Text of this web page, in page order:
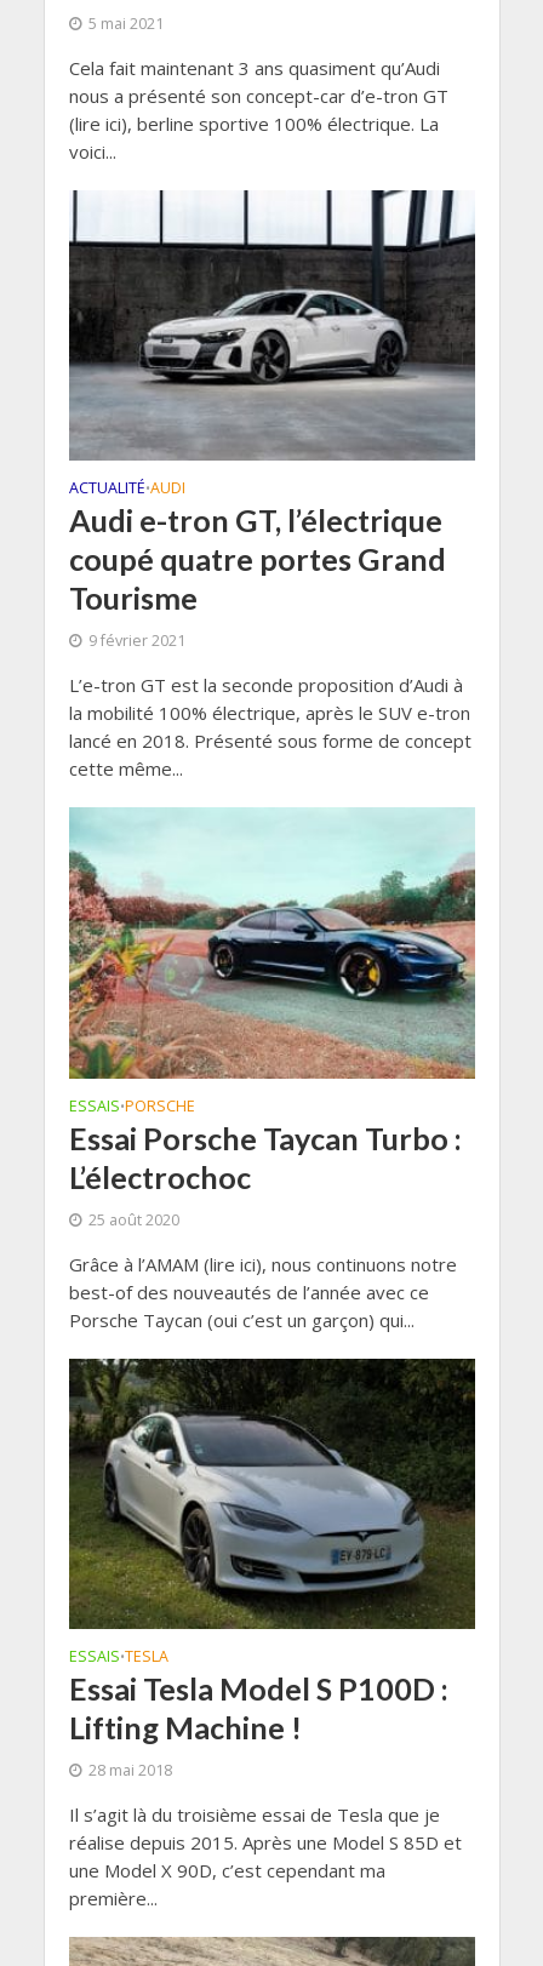
5 mai 2021
Cela fait maintenant 3 ans quasiment qu’Audi
nous a présenté son concept-car d’e-tron GT
(lire ici), berline sportive 100% électrique. La
voici...
ACTUALITÉ•AUDI
Audi e-tron GT, l’électrique
coupé quatre portes Grand
Tourisme
9 février 2021
L’e-tron GT est la seconde proposition d’Audi à
la mobilité 100% électrique, après le SUV e-tron
lancé en 2018. Présenté sous forme de concept
cette même...
ESSAIS•PORSCHE
Essai Porsche Taycan Turbo :
L’électrochoc
25 août 2020
Grâce à l’AMAM (lire ici), nous continuons notre
best-of des nouveautés de l’année avec ce
Porsche Taycan (oui c’est un garçon) qui...
ESSAIS•TESLA
Essai Tesla Model S P100D :
Lifting Machine !
28 mai 2018
Il s’agit là du troisième essai de Tesla que je
réalise depuis 2015. Après une Model S 85D et
une Model X 90D, c’est cependant ma
première...